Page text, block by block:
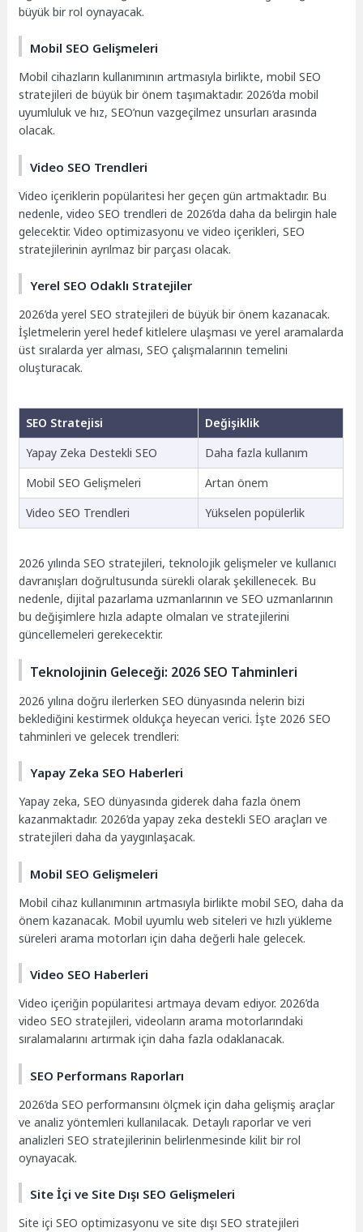
büyük bir rol oynayacak.
Mobil SEO Gelişmeleri
Mobil cihazların kullanımının artmasıyla birlikte, mobil SEO
stratejileri de büyük bir önem taşımaktadır. 2026’da mobil
uyumluluk ve hız, SEO’nun vazgeçilmez unsurları arasında
olacak.
Video SEO Trendleri
Video içeriklerin popülaritesi her geçen gün artmaktadır. Bu
nedenle, video SEO trendleri de 2026’da daha da belirgin hale
gelecektir. Video optimizasyonu ve video içerikleri, SEO
stratejilerinin ayrılmaz bir parçası olacak.
Yerel SEO Odaklı Stratejiler
2026’da yerel SEO stratejileri de büyük bir önem kazanacak.
İşletmelerin yerel hedef kitlelere ulaşması ve yerel aramalarda
üst sıralarda yer alması, SEO çalışmalarının temelini
oluşturacak.
SEO Stratejisi
Değişiklik
Yapay Zeka Destekli SEO
Daha fazla kullanım
Mobil SEO Gelişmeleri
Artan önem
Video SEO Trendleri
Yükselen popülerlik
2026 yılında SEO stratejileri, teknolojik gelişmeler ve kullanıcı
davranışları doğrultusunda sürekli olarak şekillenecek. Bu
nedenle, dijital pazarlama uzmanlarının ve SEO uzmanlarının
bu değişimlere hızla adapte olmaları ve stratejilerini
güncellemeleri gerekecektir.
Teknolojinin Geleceği: 2026 SEO Tahminleri
2026 yılına doğru ilerlerken SEO dünyasında nelerin bizi
beklediğini kestirmek oldukça heyecan verici. İşte 2026 SEO
tahminleri ve gelecek trendleri:
Yapay Zeka SEO Haberleri
Yapay zeka, SEO dünyasında giderek daha fazla önem
kazanmaktadır. 2026’da yapay zeka destekli SEO araçları ve
stratejileri daha da yaygınlaşacak.
Mobil SEO Gelişmeleri
Mobil cihaz kullanımının artmasıyla birlikte mobil SEO, daha da
önem kazanacak. Mobil uyumlu web siteleri ve hızlı yükleme
süreleri arama motorları için daha değerli hale gelecek.
Video SEO Haberleri
Video içeriğin popülaritesi artmaya devam ediyor. 2026’da
video SEO stratejileri, videoların arama motorlarındaki
sıralamalarını artırmak için daha fazla odaklanacak.
SEO Performans Raporları
2026’da SEO performansını ölçmek için daha gelişmiş araçlar
ve analiz yöntemleri kullanılacak. Detaylı raporlar ve veri
analizleri SEO stratejilerinin belirlenmesinde kilit bir rol
oynayacak.
Site İçi ve Site Dışı SEO Gelişmeleri
Site içi SEO optimizasyonu ve site dışı SEO stratejileri